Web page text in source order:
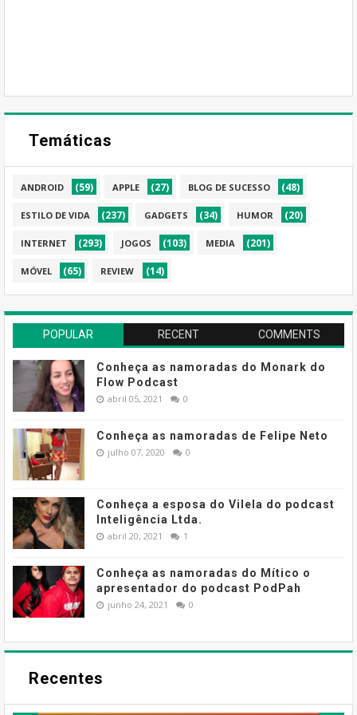
Temáticas
ANDROID (59) APPLE (27) BLOG DE SUCESSO (48)
ESTILO DE VIDA (237) GADGETS (34) HUMOR (20)
INTERNET (293) JOGOS (103) MEDIA (201)
MÓVEL (65) REVIEW (14)
POPULAR RECENT COMMENTS
Conheça as namoradas do Monark do
Flow Podcast
abril 05, 2021 0
Conheça as namoradas de Felipe Neto
julho 07, 2020 0
Conheça a esposa do Vilela do podcast
Inteligência Ltda.
abril 20, 2021 1
Conheça as namoradas do Mítico o
apresentador do podcast PodPah
junho 24, 2021 0
Recentes